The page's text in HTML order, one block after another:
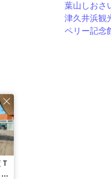
葉山しおさ
津久井浜観
ペリー記念